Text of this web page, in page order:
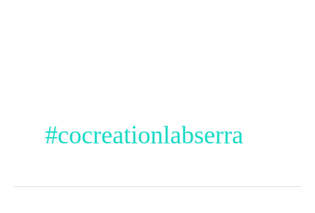
#cocreationlabserra